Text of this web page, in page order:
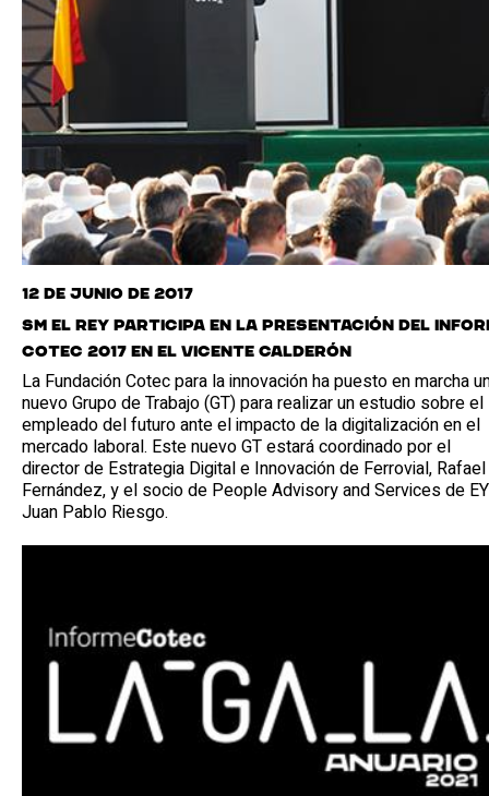
12 de junio de 2017
SM el Rey participa en la presentación del
Cotec 2017 en el Vicente Calderón
La Fundación Cotec para la innovación ha puesto en marcha
nuevo Grupo de Trabajo (GT) para realizar un estudio sobre el
empleado del futuro ante el impacto de la digitalización en el
mercado laboral. Este nuevo GT estará coordinado por el
director de Estrategia Digital e Innovación de Ferrovial, Rafael
Fernández, y el socio de People Advisory and Services de EY
Juan Pablo Riesgo.